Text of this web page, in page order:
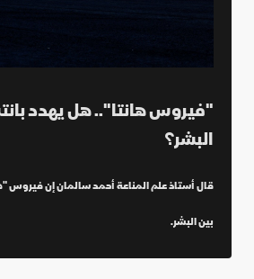
"فيروس هانتا".. هل يهدد
البشر؟
قال أستاذ علم المناعة أحمد سالمان إن فيروس
بين البشر.